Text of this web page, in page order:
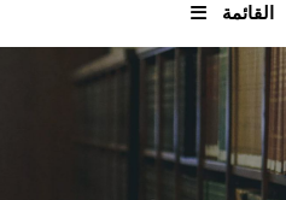
القائمة